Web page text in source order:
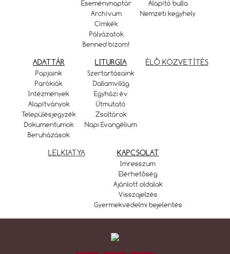
Eseménynaptár
Archívum
Címkék
Pályázatok
Benned bízom!
Alapító bulla
Nemzeti kegyhely
ADATTÁR
Papjaink
Parókiák
Intézmények
Alapítványok
Településjegyzék
Dokumentumok
Beruházások
LITURGIA
Szertartásaink
Dallamvilág
Egyházi év
Útmutató
Zsoltárok
Napi Evangélium
ÉLŐ KÖZVETÍTÉS
LELKIATYA KAPCSOLAT
Imresszum
Elérhetőség
Ajánlott oldalak
Visszajelzés
Gyermekvédelmi bejelentés